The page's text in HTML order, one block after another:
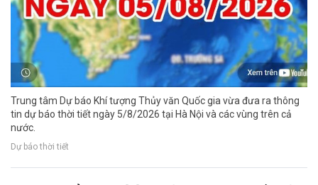
Trung tâm Dự báo Khí tượng Thủy văn Quốc gia vừa đưa ra thông
tin dự báo thời tiết ngày 5/8/2026 tại Hà Nội và các vùng trên cả
nước.
Dự báo thời tiết